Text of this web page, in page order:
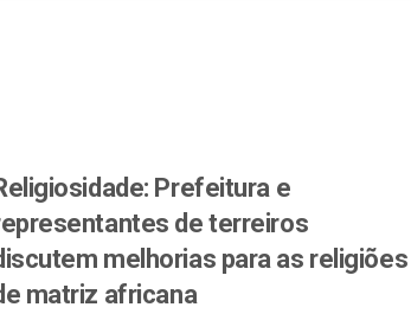
Prefeitura e
de terreiros
melhorias para as religiões
matriz africana